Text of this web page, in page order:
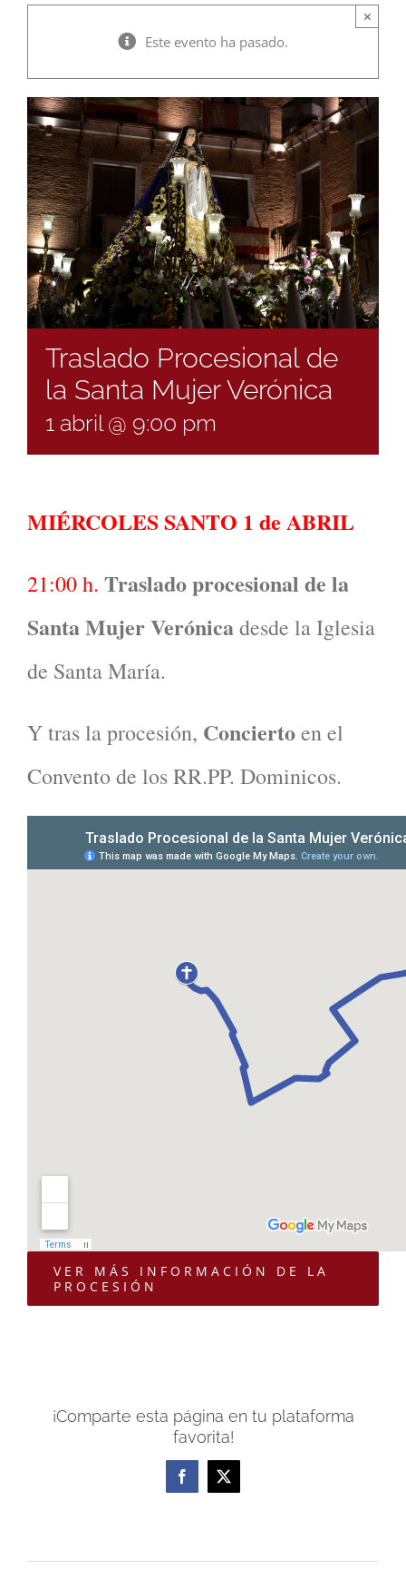
Este evento ha pasado.
×
Traslado Procesional de
la Santa Mujer Verónica
1 abril @ 9:00 pm
MIÉRCOLES SANTO 1 de ABRIL
21:00 h. Traslado procesional de la
Santa Mujer Verónicadesde la Iglesia
de Santa María.
Y tras la procesión, Conciertoen el
Convento de los RR.PP. Dominicos.
VER MÁS INFORMACIÓN DE LA
PROCESIÓN
¡Comparte esta página en tu plataforma
favorita!
Facebook
X